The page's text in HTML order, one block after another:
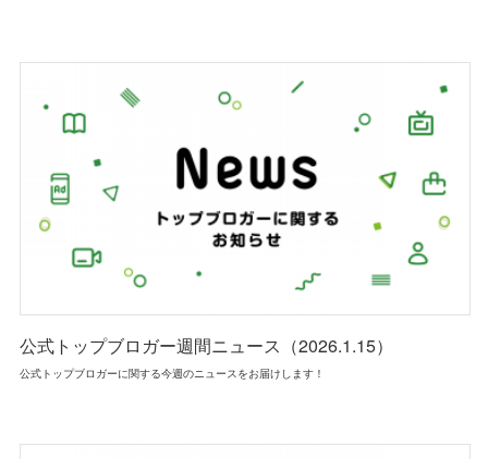
公式トップブロガー週間ニュース（2026.1.15）
公式トップブロガーに関する今週のニュースをお届けします！